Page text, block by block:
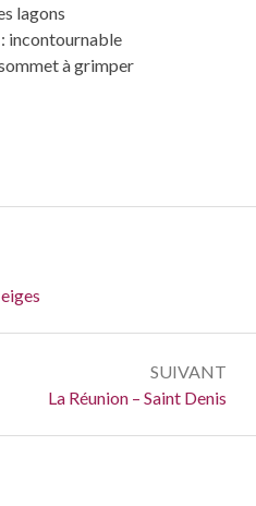
lagons
incontournable
à grimper
SUIVANT
Suivant :
La Réunion – Saint Denis